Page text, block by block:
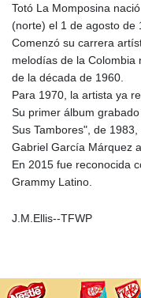
Totó La Momposina
(norte) el 1 de agosto de
Comenzó su carrera
melodías de la Colombia
de la década de 1960.
Para 1970, la artista ya
Su primer álbum
Sus Tambores", de
Gabriel García Márquez
En 2015 fue reconocida
Grammy Latino.
J.M.Ellis--TFWP